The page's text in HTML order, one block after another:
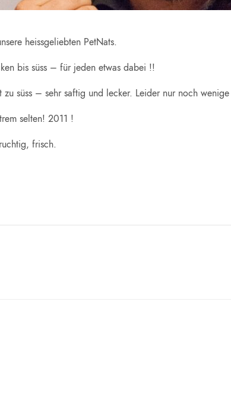
heissgeliebten PetNats.
bis süss – für jeden etwas dabei !!
süss – sehr saftig und lecker. Leider nur noch
selten! 2011 !
frisch.